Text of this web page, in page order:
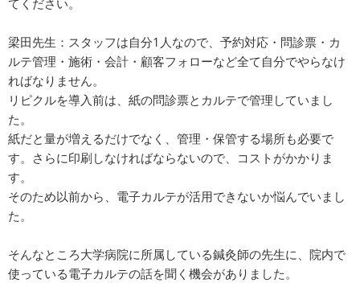
てください。
梁田先生：スタッフは自分1人なので、予約対応・問診票・カ
ルテ管理・施術・会計・顧客フォローなど全て自分でやらなけ
ればなりません。
リピクルを導入前は、紙の問診票とカルテで管理していまし
た。
紙だと量が増えるだけでなく、管理・保管する場所も必要で
す。さらに印刷しなければならないので、コストがかかりま
す。
そのため以前から、電子カルテが活用できないか悩んでいまし
た。
そんなところ大学病院に所属している鍼灸師の先生に、院内で
使っている電子カルテの話を聞く機会がありました。